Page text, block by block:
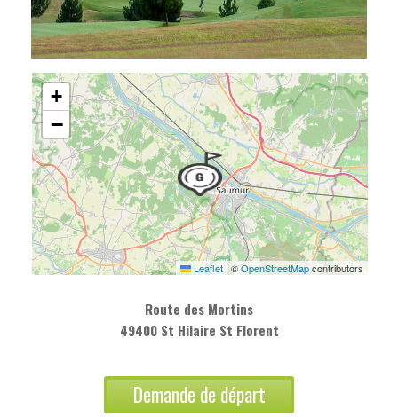
+
−
Leaflet |©OpenStreetMapcontributors
Route des Mortins
49400 St Hilaire St Florent
Demande de départ